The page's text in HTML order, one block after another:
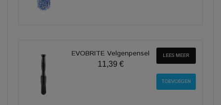
EVOBRITE Velgenpensel
11,39 €
LEES MEER